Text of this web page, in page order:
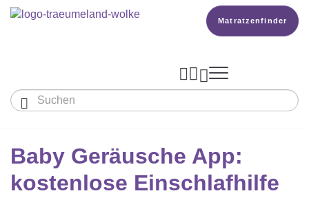
Matratzenfinder
 
MATRATZEN & ZUBEHÖR
Erwachsene
MATRATZEN
Unser Träumeland
PRODUKTION
Wissen


Baby Geräusche App:
kostenlose Einschlafhilfe